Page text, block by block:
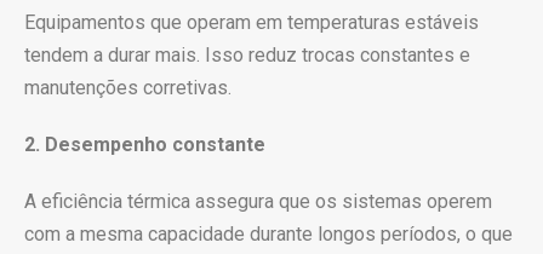
Equipamentos que operam em temperaturas estáveis
tendem a durar mais. Isso reduz trocas constantes e
manutenções corretivas.
2. Desempenho constante
A eficiência térmica assegura que os sistemas operem
com a mesma capacidade durante longos períodos, o que